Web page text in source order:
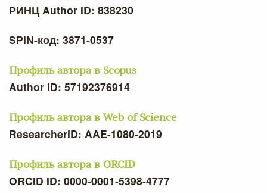
РИНЦ Author ID: 838230
SPIN-код: 3871-0537
Профиль автора в Scopus
Author ID: 57192376914
Профиль автора в Web of Science
ResearcherID: AAE-1080-2019
Профиль автора в ORCID
ORCID ID: 0000-0001-5398-4777